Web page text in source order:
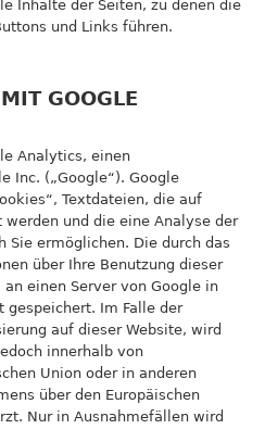
Inhalte der Seiten, zu denen die
und Links führen.
GOOGLE
Analytics, einen
Inc. („Google“). Google
Textdateien, die auf
und die eine Analyse der
Sie ermöglichen. Die durch das
über Ihre Benutzung dieser
einen Server von Google in
gespeichert. Im Falle der
auf dieser Website, wird
innerhalb von
Union oder in anderen
über den Europäischen
Nur in Ausnahmefällen wird